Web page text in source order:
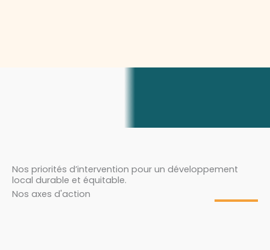
Nos priorités d’intervention pour un développement
local durable et équitable.
Nos axes d'action